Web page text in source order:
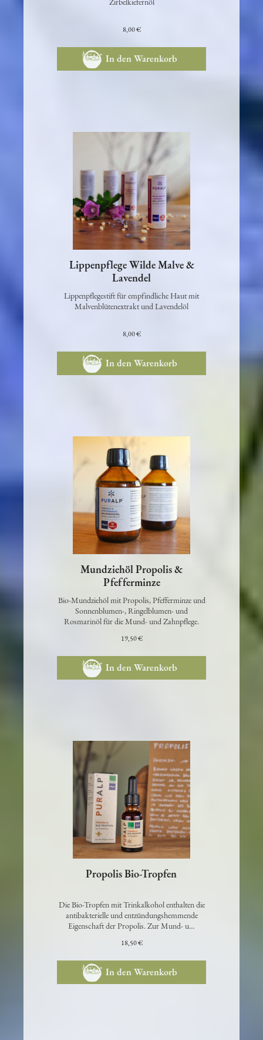
Lippenpflegestift mit Edelweiß und
In den Warenkorb
Lippenpflege Wilde Malve &
Lavendel
Lippenpflegestift für empfindliche Haut mit
In den Warenkorb
Mundziehöl Propolis &
Pfefferminze
Bio-Mundziehöl mit Propolis, Pfefferminze und
Sonnenblumen-, Ringelblumen- und
Rosmarinöl für die Mund- und Zahnpflege.
In den Warenkorb
Die Bio-Tropfen mit Trinkalkohol enthalten die
antibakterielle und entzündungshemmende
Eigenschaft der Propolis. Zur Mund- u…
In den Warenkorb